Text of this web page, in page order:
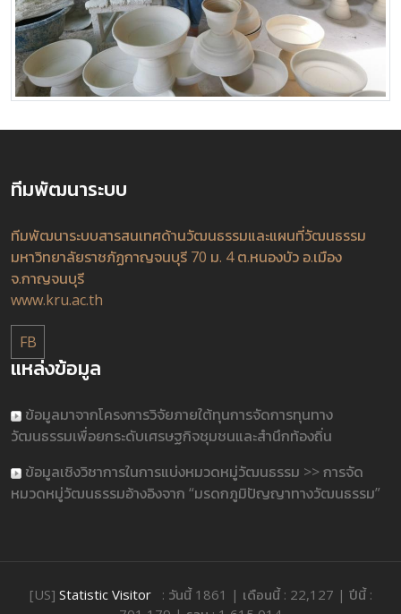
ทีมพัฒนาระบบ
ทีมพัฒนาระบบสารสนเทศด้านวัฒนธรรมและแผนที่วัฒนธรรม
มหาวิทยาลัยราชภัฏกาญจนบุรี 70 ม. 4 ต.หนองบัว อ.เมือง
จ.กาญจนบุรี
www.kru.ac.th
FB
แหล่งข้อมูล
ข้อมูลมาจากโครงการวิจัยภายใต้ทุนการจัดการทุนทาง
วัฒนธรรมเพื่อยกระดับเศรษฐกิจชุมชนและสำนึกท้องถิ่น
ข้อมูลเชิงวิชาการในการแบ่งหมวดหมู่วัฒนธรรม >> การจัด
หมวดหมู่วัฒนธรรมอ้างอิงจาก “มรดกภูมิปัญญาทางวัฒนธรรม”
[US] Statistic Visitor: วันนี้ 1861 | เดือนนี้ : 22,127 | ปีนี้ :